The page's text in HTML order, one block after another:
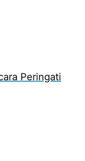
Peringati